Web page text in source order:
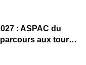
: ASPAC du
aux tours